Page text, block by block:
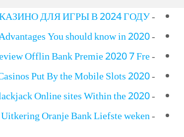
-
ДЛЯ ИГРЫ В 2024 ГОДУ…
-
You should know in 2020
-
Offlin Bank Premie 2020 7 Fre
-
Put By the Mobile Slots 2020
-
Online sites Within the 2020
-
Oranje Bank Liefste weken…